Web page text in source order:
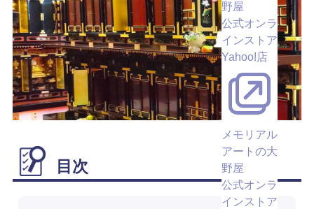
野屋
公式オンラ
インストア
Yahoo!店
メモリアル
アートの大
野屋
公式オンラ
インストア
目次